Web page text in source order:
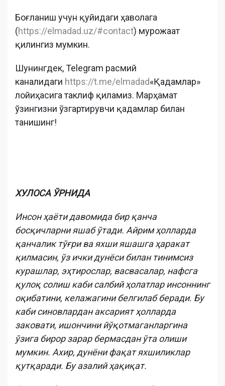
Боғланиш учун қуйидаги ҳаволага
(https://elmadad.uz/#contact) мурожаат
қилингиз мумкин.
Шунингдек, Telegram расмий
каналидаги https://t.me/elmadad«Қадамлар»
лойиҳасига таклиф қиламиз. Марҳамат
ўзингизни ўзгартирувчи қадамлар билан
танишинг!
ХУЛОСА ЎРНИДА
Инсон ҳаёти давомида бир қанча
босқичларни яшаб ўтади. Айрим ҳолларда
қанчалик тўғри ва яхши яшашга ҳаракат
қилмасин, ўз ички дунёси билан тинимсиз
курашлар, эҳтирослар, васвасалар, нафсга
қулоқ солиш каби салбий ҳолатлар инсоннинг
оқибатини, келажагини белгилаб беради. Бу
каби синовлардан аксарият ҳолларда
заковати, ишончини йўқотмаганларгина
ўзига бирор зарар бермасдан ўта олиши
мумкин. Ахир, дунёни фақат яхшиликлар
қутқаради. Бу азалий ҳақиқат.